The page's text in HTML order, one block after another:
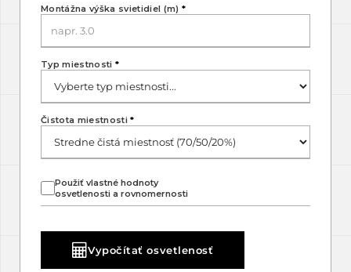
Montážna výška svietidiel (m) *
Typ miestnosti *
Použiť vlastné hodnoty
osvetlenosti a rovnomernosti
Čistota miestnosti*
Vypočítať osvetlenosť